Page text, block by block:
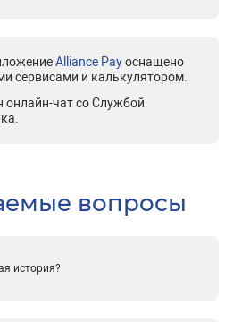
Alliance Payоснащено
сервисами и калькулятором.
онлайн-чат со Службой
вопросы
история?